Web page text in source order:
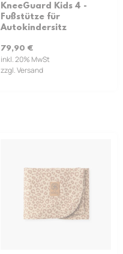
KneeGuard Kids 4 -
Fußstütze für
Autokindersitz
79,90 €
inkl. 20% MwSt
zzgl. Versand